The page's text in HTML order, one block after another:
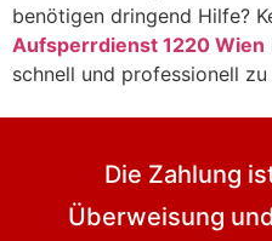
benötigen dringend Hilfe?
Aufsperrdienst 1220 Wien
schnell und professionell zu
Die Zahlung
Überweisung